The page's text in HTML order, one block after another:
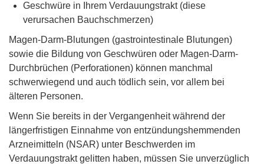
Geschwüre in Ihrem Verdauungstrakt (diese
verursachen Bauchschmerzen)
Magen-Darm-Blutungen (gastrointestinale Blutungen)
sowie die Bildung von Geschwüren oder Magen-Darm-
Durchbrüchen (Perforationen) können manchmal
schwerwiegend und auch tödlich sein, vor allem bei
älteren Personen.
Wenn Sie bereits in der Vergangenheit während der
längerfristigen Einnahme von entzündungshemmenden
Arzneimitteln (NSAR) unter Beschwerden im
Verdauungstrakt gelitten haben, müssen Sie unverzüglich